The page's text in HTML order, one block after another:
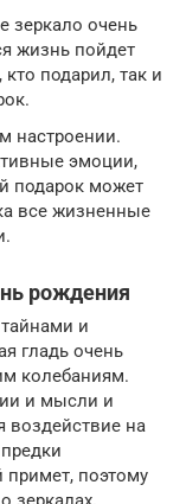
зеркало очень
жизнь пойдет
подарил, так и
настроении.
эмоции,
подарок может
все жизненные
рождения
и
гладь очень
колебаниям.
и мысли и
воздействие на
поэтому